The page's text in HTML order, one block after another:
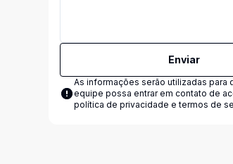
Enviar
As informações serão utilizadas para
equipe possa entrar em contato de
política de privacidade e termos de